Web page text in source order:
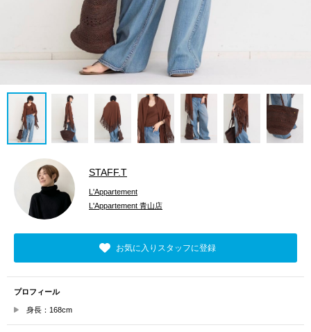
STAFF.T
L'Appartement
L'Appartement 青山店
お気に入りスタッフに登録
プロフィール
身長：168cm